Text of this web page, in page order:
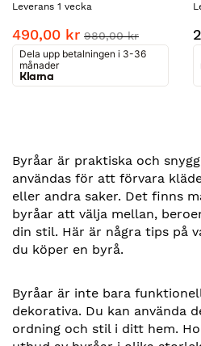
Leverans 1 vecka
490,00 kr 980,00 kr
Dela upp betalningen i 3-36
månader
Klarna
Byråar är praktiska och
användas för att förvara
eller andra saker. Det finns
byråar att välja mellan,
din stil. Här är några tips på
du köper en byrå.
Byråar är inte bara
dekorativa. Du kan använda
ordning och stil i ditt hem.